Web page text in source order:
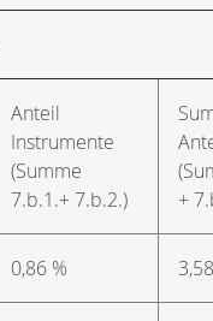
Anteil
Instrumente
(Summe
7.b.1.+ 7.b.2.)
+
0,86 %